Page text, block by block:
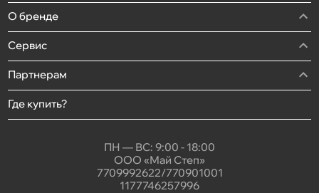
О бренде
Сервис
Партнерам
Где купить?
ПН — ВС: 9:00 - 18:00
ООО «Май Степ»
7709992622/770901001
1177746257996